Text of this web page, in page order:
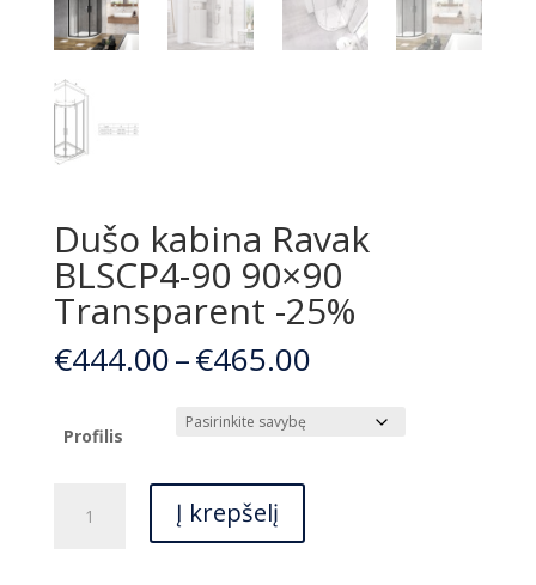
Dušo kabina Ravak
BLSCP4-90 90×90
Transparent -25%
€444.00–€465.00Price
€444.00
through
Profilis
kiekis:
Į krepšelį